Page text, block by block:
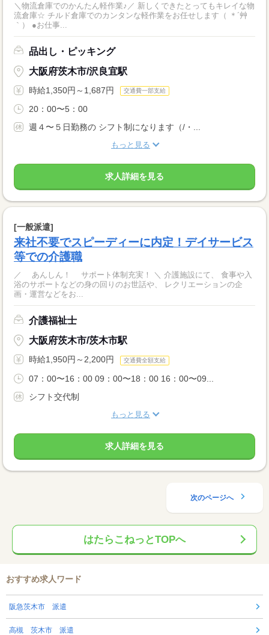
＼物流倉庫でのかんたん軽作業♪／ 新しくできたとってもキレイな物
流倉庫☆ チルド倉庫でのカンタンな軽作業をお任せします（ ＊´艸
｀） ●お仕事...
品出し・ピッキング
大阪府茨木市/沢良宜駅
時給1,350円～1,687円 交通費一部支給
20：00〜5：00
週４〜５日勤務の シフト制になります（/・...
もっと見る
求人詳細を見る
[一般派遣]
来社不要でスピーディーに内定！デイサービス
等での介護職
／ あんしん！ サポート体制充実！ ＼ 介護施設にて、 食事や入
浴のサポートなどの身の回りのお世話や、 レクリエーションの企
画・運営などをお...
介護福祉士
大阪府茨木市/茨木市駅
時給1,950円～2,200円 交通費全額支給
07：00〜16：00 09：00〜18：00 16：00〜09...
シフト交代制
もっと見る
求人詳細を見る
次のページへ
はたらこねっとTOPへ
おすすめ求人ワード
阪急茨木市 派遣
高槻 茨木市 派遣